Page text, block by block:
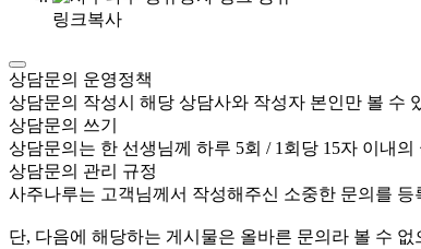
링크복사
상담문의 운영정책
상담문의 작성시 해당 상담사와 작성자 본인만 볼 수
상담문의 쓰기
상담문의는 한 선생님께 하루 5회 / 1회당 15자 이내
상담문의 관리 규정
사주나루는 고객님께서 작성해주신 소중한 문의를
단, 다음에 해당하는 게시물은 올바른 문의라 볼 수